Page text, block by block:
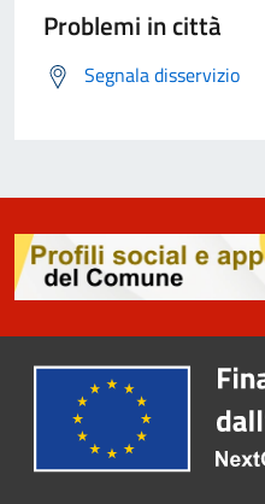
Problemi in città
Segnala disservizio